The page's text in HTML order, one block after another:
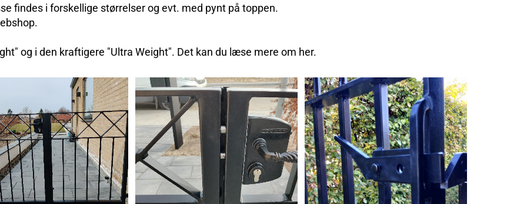
findes i forskellige størrelser og evt. med pynt på toppen.
.
og i den kraftigere "Ultra Weight". Det kan du læse mere om her.